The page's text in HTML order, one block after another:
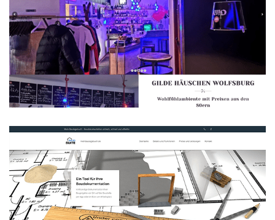
Gilde Häuschen Wolfsburg
WEBDESIGN